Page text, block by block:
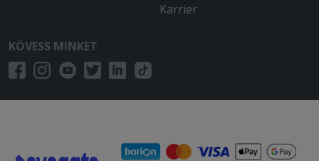
Karrier
KÖVESS MINKET